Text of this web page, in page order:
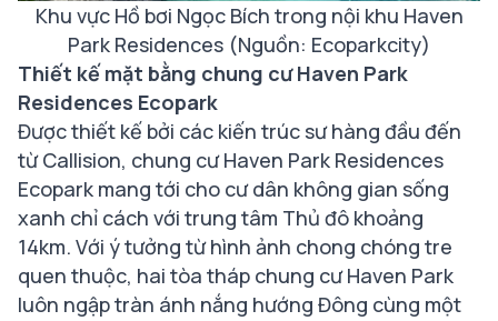
Khu vực Hồ bơi Ngọc Bích trong nội khu Haven
Park Residences (Nguồn: Ecoparkcity)
Thiết kế mặt bằng chung cư Haven Park
Residences Ecopark
Được thiết kế bởi các kiến trúc sư hàng đầu đến
từ Callision, chung cư Haven Park Residences
Ecopark mang tới cho cư dân không gian sống
xanh chỉ cách với trung tâm Thủ đô khoảng
14km. Với ý tưởng từ hình ảnh chong chóng tre
quen thuộc, hai tòa tháp chung cư Haven Park
luôn ngập tràn ánh nắng hướng Đông cùng một